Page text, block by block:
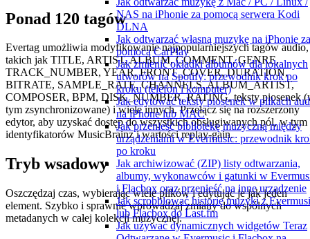
NAS na iPhonie za pomocą serwera Kodi
DLNA
Jak odtwarzać własną muzykę na iPhonie za
pomocą CarPlay
Jak zmienić okładki albumów dla lokalnych
utworów na Spotify: przewodnik krok po
kroku (telefon i komputer)
Jak edytować teksty piosenek w plikach
na iPhone lub MAC
Jak przenieść bibliotekę muzyczną między
urządzeniami w Evermusic: przewodnik
po kroku
Jak archiwizować (ZIP) listy odtwarzania,
albumy, wykonawców i gatunki w
i Flacbox oraz przenieść na inne urządzenie
Jak scrobblować historię muzyki z
lub Flacbox do Last.fm
Jak używać dynamicznych widgetów Teraz
Ponad 120 tagów
Evertag umożliwia modyfikowanie najpopularniejszych tagów audio,
takich jak TITLE, ARTIST, ALBUM, COMMENT, GENRE,
TRACK_NUMBER, YEAR, FRONT_COVER, DURATION,
BITRATE, SAMPLE_RATE, CHANNELS, ALBUM_ARTIST,
COMPOSER, BPM, DISK_NUMBER, RATING, teksty piosenek
tym zsynchronizowane) i wiele innych. Przełącz się na rozszerzony
edytor, aby uzyskać dostęp do wszystkich obsługiwanych pól, w tym
identyfikatorów MusicBrainz i wartości replay-gain.
Tryb wsadowy
Oszczędzaj czas, wybierając wiele plików i edytując je jak jeden
element. Szybko i sprawnie wprowadzaj zmiany do wspólnych
metadanych w całej kolekcji muzycznej.